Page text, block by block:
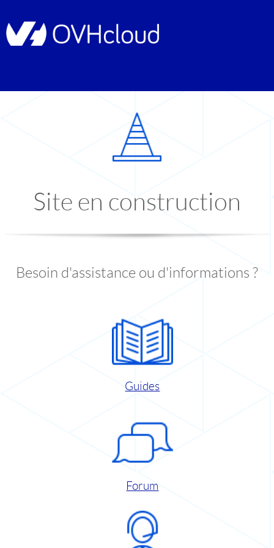
Site en construction
Besoin d'assistance ou d'informations ?
Guides
Forum